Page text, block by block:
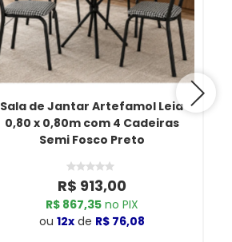
Sala de Jantar Artefamol Leia
0,80 x 0,80m com 4 Cadeiras
Semi Fosco Preto
R$ 913,00
R$ 867,35no PIX
ou 12xde R$ 76,08